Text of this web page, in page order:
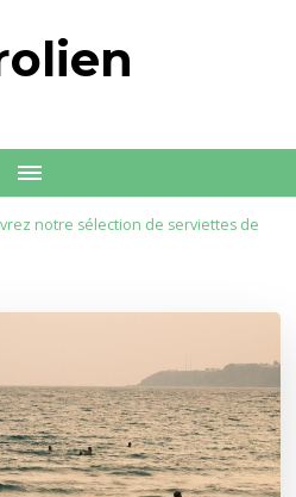
notre sélection de serviettes de